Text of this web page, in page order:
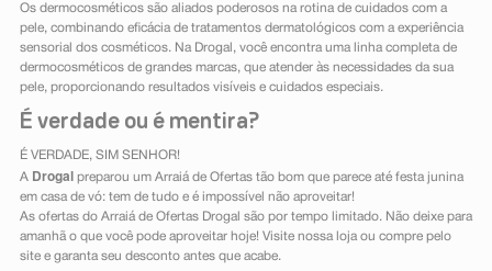
Os dermocosméticos são aliados poderosos na rotina de cuidados com a
pele, combinando eficácia de tratamentos dermatológicos com a experiência
sensorial dos cosméticos. Na Drogal, você encontra uma linha completa de
dermocosméticos de grandes marcas, que atender às necessidades da sua
pele, proporcionando resultados visíveis e cuidados especiais.
É verdade ou é mentira?
É VERDADE, SIM SENHOR!
A Drogal preparou um Arraiá de Ofertas tão bom que parece até festa junina
em casa de vó: tem de tudo e é impossível não aproveitar!
As ofertas do Arraiá de Ofertas Drogal são por tempo limitado. Não deixe para
amanhã o que você pode aproveitar hoje! Visite nossa loja ou compre pelo
site e garanta seu desconto antes que acabe.